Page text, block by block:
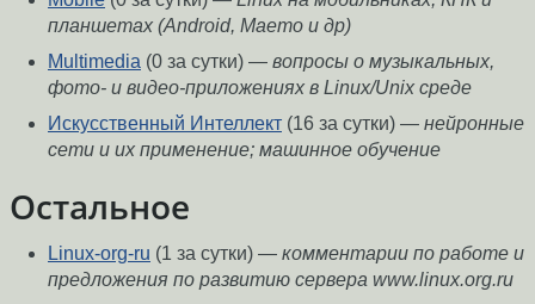
планшетах (Android, Maemo и др)
Multimedia (0 за сутки) — вопросы о музыкальных,
фото- и видео-приложениях в Linux/Unix среде
Искусственный Интеллект (16 за сутки) — нейронные
сети и их применение; машинное обучение
Остальное
Linux-org-ru (1 за сутки) — комментарии по работе и
предложения по развитию сервера www.linux.org.ru